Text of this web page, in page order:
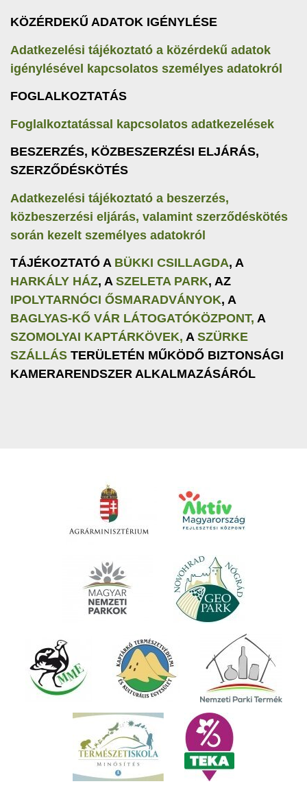
KÖZÉRDEKŰ ADATOK IGÉNYLÉSE
Adatkezelési tájékoztató a közérdekű adatok
igénylésével kapcsolatos személyes adatokról
FOGLALKOZTATÁS
Foglalkoztatással kapcsolatos adatkezelések
BESZERZÉS, KÖZBESZERZÉSI ELJÁRÁS,
SZERZŐDÉSKÖTÉS
Adatkezelési tájékoztató a beszerzés,
közbeszerzési eljárás, valamint szerződéskötés
során kezelt személyes adatokról
TÁJÉKOZTATÓ A BÜKKI CSILLAGDA, A
HARKÁLY HÁZ, A SZELETA PARK, AZ
IPOLYTARNÓCI ŐSMARADVÁNYOK, A
BAGLYAS-KŐ VÁR LÁTOGATÓKÖZPONT, A
SZOMOLYAI KAPTÁRKÖVEK, A SZÜRKE
SZÁLLÁS TERÜLETÉN MŰKÖDŐ BIZTONSÁGI
KAMERARENDSZER ALKALMAZÁSÁRÓL